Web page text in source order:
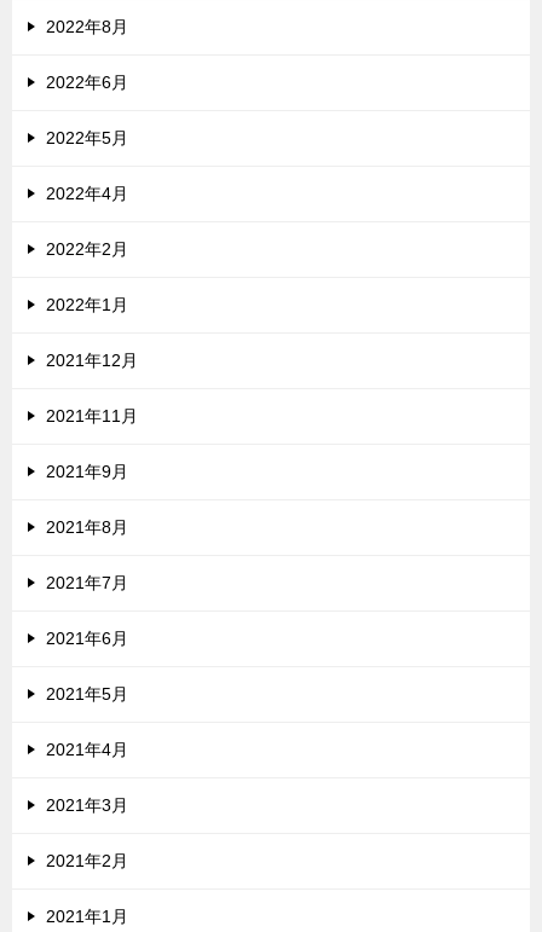
2022年8月
2022年6月
2022年5月
2022年4月
2022年2月
2022年1月
2021年12月
2021年11月
2021年9月
2021年8月
2021年7月
2021年6月
2021年5月
2021年4月
2021年3月
2021年2月
2021年1月